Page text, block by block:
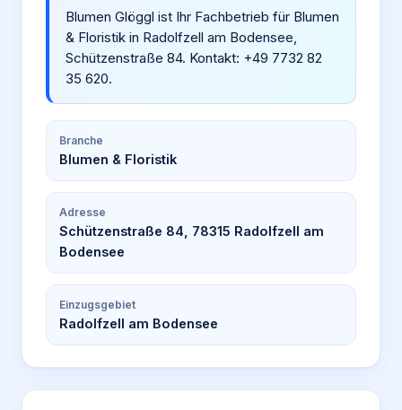
Blumen Glöggl ist Ihr Fachbetrieb für Blumen
& Floristik in Radolfzell am Bodensee,
Schützenstraße 84. Kontakt: +49 7732 82
35 620.
Branche
Blumen & Floristik
Adresse
Schützenstraße 84, 78315 Radolfzell am
Bodensee
Einzugsgebiet
Radolfzell am Bodensee